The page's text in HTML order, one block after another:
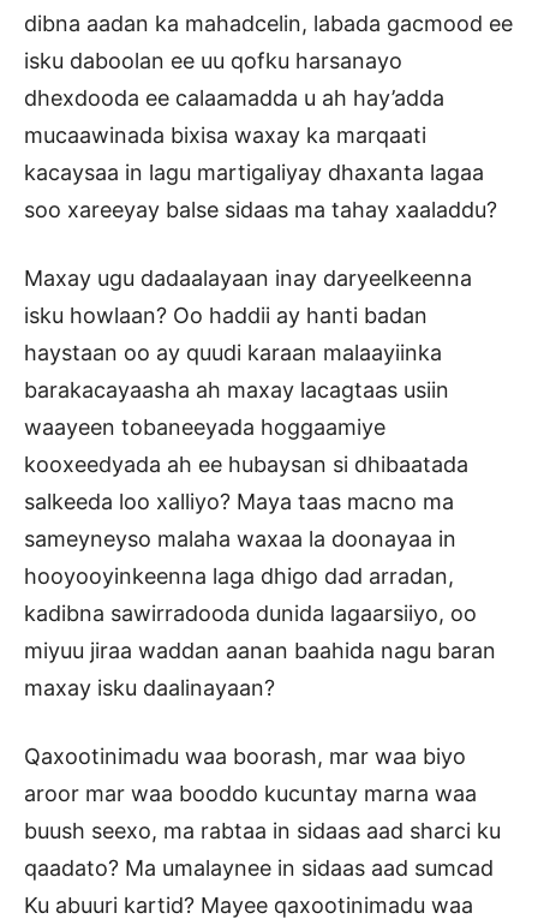
dibna aadan ka mahadcelin, labada gacmood ee
isku daboolan ee uu qofku harsanayo
dhexdooda ee calaamadda u ah hay’adda
mucaawinada bixisa waxay ka marqaati
kacaysaa in lagu martigaliyay dhaxanta lagaa
soo xareeyay balse sidaas ma tahay xaaladdu?
Maxay ugu dadaalayaan inay daryeelkeenna
isku howlaan? Oo haddii ay hanti badan
haystaan oo ay quudi karaan malaayiinka
barakacayaasha ah maxay lacagtaas usiin
waayeen tobaneeyada hoggaamiye
kooxeedyada ah ee hubaysan si dhibaatada
salkeeda loo xalliyo? Maya taas macno ma
sameyneyso malaha waxaa la doonayaa in
hooyooyinkeenna laga dhigo dad arradan,
kadibna sawirradooda dunida lagaarsiiyo, oo
miyuu jiraa waddan aanan baahida nagu baran
maxay isku daalinayaan?
Qaxootinimadu waa boorash, mar waa biyo
aroor mar waa booddo kucuntay marna waa
buush seexo, ma rabtaa in sidaas aad sharci ku
qaadato? Ma umalaynee in sidaas aad sumcad
Ku abuuri kartid? Mayee qaxootinimadu waa